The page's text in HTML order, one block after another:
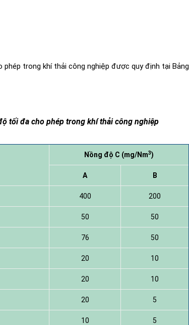
trong khí thải công nghiệp được quy định tại Bảng
tối đa cho phép trong khí thải công nghiệp
Nồng độ C (mg/Nm3)
A B
400 200
50 50
76 50
20 10
20 10
20 5
10 5